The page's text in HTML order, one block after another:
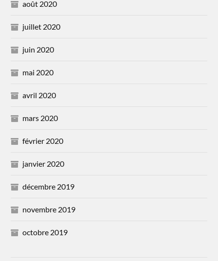
août 2020
juillet 2020
juin 2020
mai 2020
avril 2020
mars 2020
février 2020
janvier 2020
décembre 2019
novembre 2019
octobre 2019